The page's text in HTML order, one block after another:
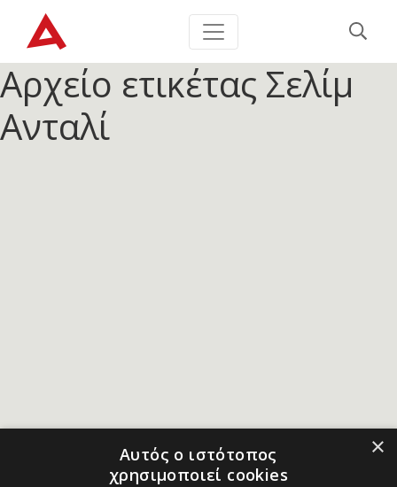
Αρχείο ετικέτας Σελίμ
Ανταλί
×
Αυτός ο ιστότοπος
χρησιμοποιεί cookies